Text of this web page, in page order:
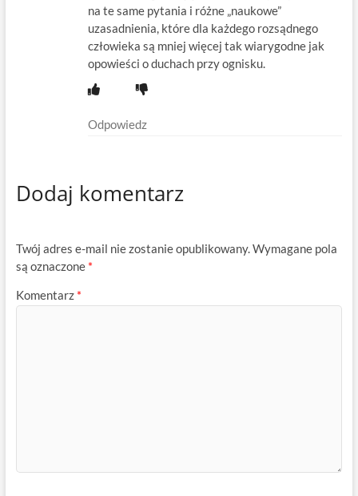
na te same pytania i różne „naukowe”
uzasadnienia, które dla każdego rozsądnego
człowieka są mniej więcej tak wiarygodne jak
opowieści o duchach przy ognisku.
Odpowiedz
Dodaj komentarz
Twój adres e-mail nie zostanie opublikowany.Wymagane pola
są oznaczone *
Komentarz *